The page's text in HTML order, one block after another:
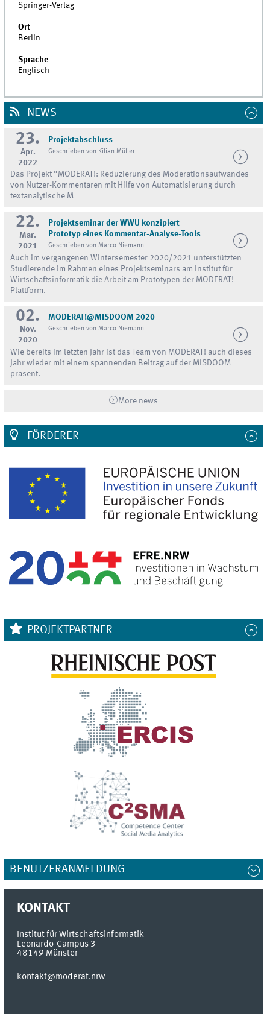
Springer-Verlag
Ort
Berlin
Sprache
Englisch
NEWS
23.
Apr.
2022
Projektabschluss
Geschrieben von Kilian Müller
Das Projekt “MODERAT!: Reduzierung des Moderationsaufwandes
von Nutzer-Kommentaren mit Hilfe von Automatisierung durch
textanalytische M
22.
Mar.
2021
Projektseminar der WWU konzipiert
Prototyp eines Kommentar-Analyse-Tools
Geschrieben von Marco Niemann
Auch im vergangenen Wintersemester 2020/2021 unterstützten
Studierende im Rahmen eines Projektseminars am Institut für
Wirtschaftsinformatik die Arbeit am Prototypen der MODERAT!-
Plattform.
02.
Nov.
2020
MODERAT!@MISDOOM 2020
Geschrieben von Marco Niemann
Wie bereits im letzten Jahr ist das Team von MODERAT! auch dieses
Jahr wieder mit einem spannenden Beitrag auf der MISDOOM
präsent.
More news
FÖRDERER
PROJEKTPARTNER
BENUTZERANMELDUNG
KONTAKT
Institut für Wirtschaftsinformatik
Leonardo-Campus 3
48149 Münster
kontakt@moderat.nrw